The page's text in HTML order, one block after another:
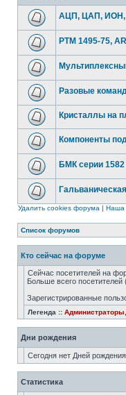
АЦП, ЦАП, ИОН,
РТМ 1495-75,
Разовые
Кристаллы на
Компоненты
БМК серии 1582
Удалить cookies форума | Наша
Список форумов
Кто сейчас на форуме
Сейчас посетителей на
Больше всего посетителей
Зарегистрированные
Легенда :: Администраторы
Дни рождения
Сегодня нет Дней рождения.
Статистика